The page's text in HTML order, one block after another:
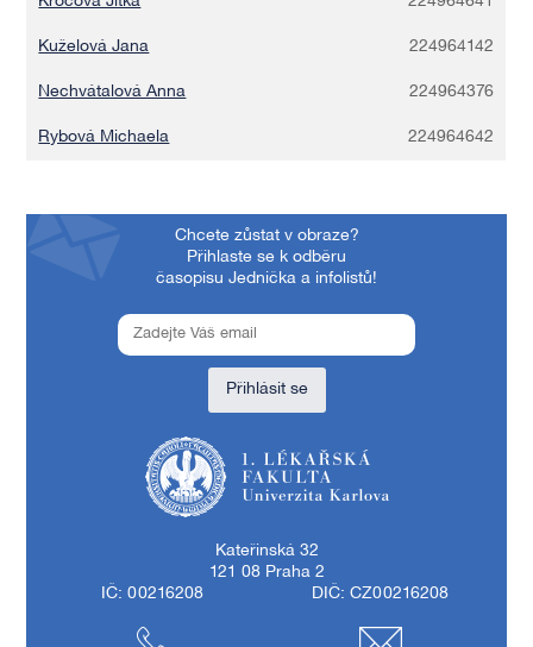
Kuželová Jana 224964142
Nechvátalová Anna 224964376
Rybová Michaela 224964642
Chcete zůstat v obraze?
Přihlaste se k odběru
časopisu Jednička a infolistů!
Přihlásit se
Kateřinská 32
121 08 Praha 2
IČ: 00216208
DIČ: CZ00216208